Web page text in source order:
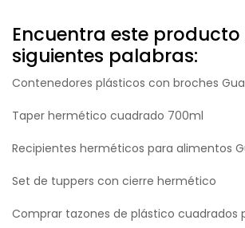
Encuentra este
siguientes palabras:
Contenedores plásticos con broches
Taper hermético cuadrado 700ml
Recipientes herméticos para alimentos
Set de tuppers con cierre hermético
Comprar tazones de plástico cuadrados